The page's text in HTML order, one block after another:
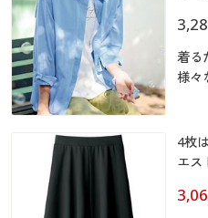
閲覧履歴
お気に入り
サポート
ご利用ガイド
お気に入り
サポート
ご利用ガイド
よくある質問とお問い合わ
着る
様々
く、
ルに
4枚
エス